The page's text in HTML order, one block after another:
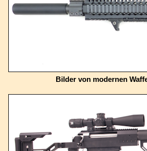
Bilder von modernen